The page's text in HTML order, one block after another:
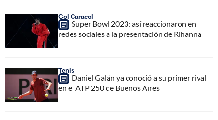
Gol Caracol
Super Bowl 2023: así reaccionaron en
redes sociales a la presentación de Rihanna
Tenis
Daniel Galán ya conoció a su primer rival
en el ATP 250 de Buenos Aires